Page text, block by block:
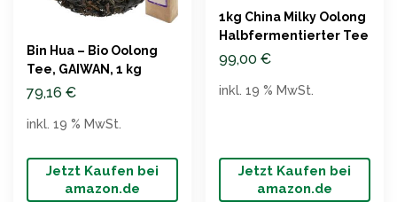
Bin Hua – Bio Oolong
Tee, GAIWAN, 1 kg
79,16 €
Jetzt Kaufen bei
amazon.de
inkl. 19 % MwSt.
1kg China Milky Oolong
Halbfermentierter Tee
99,00 €
Jetzt Kaufen bei
amazon.de
inkl. 19 % MwSt.